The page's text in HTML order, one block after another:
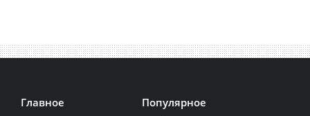
Главное Популярное